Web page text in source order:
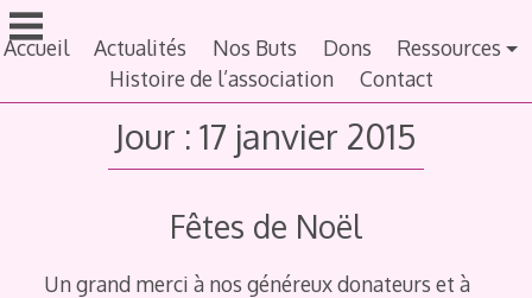
Aller
au
principal
Accueil Actualités Nos Buts Dons
Ressources
Histoire de l’association
Contact
Jour : 17 janvier 2015
Fêtes de Noël
Un grand merci à nos généreux donateurs et à